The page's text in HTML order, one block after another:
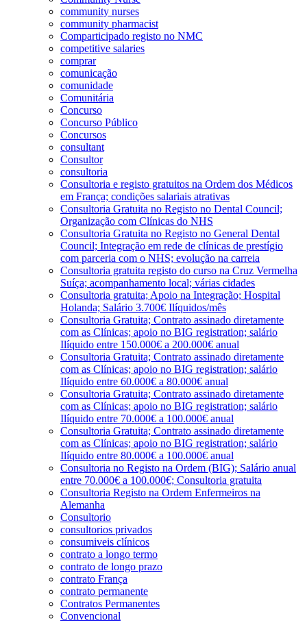
community nurses
community pharmacist
Comparticipado registo no NMC
competitive salaries
comprar
comunicação
comunidade
Comunitária
Concurso
Concurso Público
Concursos
consultant
Consultor
consultoria
Consultoria e registo gratuitos na Ordem dos Médicos
em França; condições salariais atrativas
Consultoria Gratuita no Registo no Dental Council;
Organização com Clínicas do NHS
Consultoria Gratuita no Registo no General Dental
Council; Integração em rede de clínicas de prestígio
com parceria com o NHS; evolução na carreia
Consultoria gratuita registo do curso na Cruz Vermelha
Suíça; acompanhamento local; várias cidades
Consultoria gratuita; Apoio na Integração; Hospital
Holanda; Salário 3.700€ Ilíquidos/mês
Consultoria Gratuita; Contrato assinado diretamente
com as Clínicas; apoio no BIG registration; salário
Ilíquido entre 150.000€ a 200.000€ anual
Consultoria Gratuita; Contrato assinado diretamente
com as Clínicas; apoio no BIG registration; salário
Ilíquido entre 60.000€ a 80.000€ anual
Consultoria Gratuita; Contrato assinado diretamente
com as Clínicas; apoio no BIG registration; salário
Ilíquido entre 70.000€ a 100.000€ anual
Consultoria Gratuita; Contrato assinado diretamente
com as Clínicas; apoio no BIG registration; salário
Ilíquido entre 80.000€ a 100.000€ anual
Consultoria no Registo na Ordem (BIG); Salário anual
entre 70.000€ a 100.000€; Consultoria gratuita
Consultoria Registo na Ordem Enfermeiros na
Alemanha
Consultorio
consultorios privados
consumiveis clínicos
contrato a longo termo
contrato de longo prazo
contrato França
contrato permanente
Contratos Permanentes
Convencional